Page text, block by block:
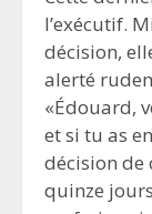
l’exécutif.
décision,
alerté
«Édouard,
et si tu as
décision de
quinze